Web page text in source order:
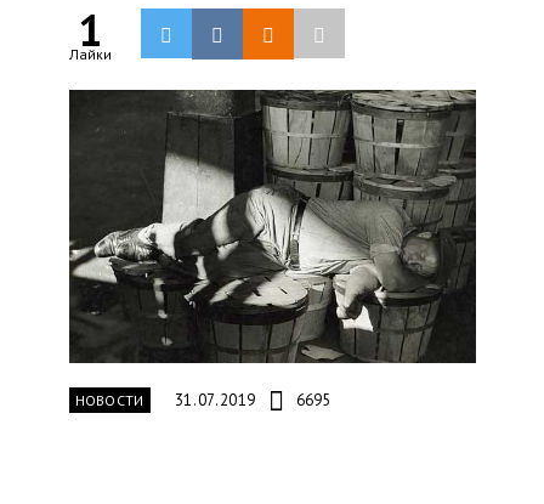
1
Лайки
НОВОСТИ 31.07.2019 6695